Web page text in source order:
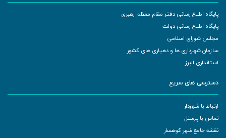
پایگاه اطلاع رسانی دفتر مقام معظم رهبری
پایگاه اطلاع رسانی دولت
مجلس شورای اسلامی
سازمان شهرداری ها و دهیاری های کشور
استانداری البرز
دسترسی های سریع
ارتباط با شهردار
تماس با پرسنل
نقشه جامع شهر کوهسار